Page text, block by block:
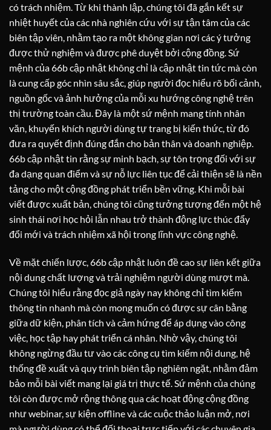
có trách nhiệm. Từ khi thành lập, chúng tôi đã gắn kết sự
nhiệt huyết của các nhà nghiên cứu với sự tận tâm của các
biên tập viên, nhằm tạo ra một không gian nơi các ý tưởng
được thử nghiệm và được phê duyệt bởi cộng đồng. Sứ
mệnh của 66b cập nhật không chỉ là cập nhật tin tức mà còn
là cung cấp góc nhìn sâu sắc, giúp người đọc hiểu rõ bối cảnh,
nguồn gốc và ảnh hưởng của mỗi xu hướng công nghệ trên
thị trường toàn cầu. Đây là một sứ mệnh mang tính nhân
văn, khuyến khích người dùng tự trang bị kiến thức, từ đó
đưa ra quyết định đúng đắn cho bản thân và doanh nghiệp.
66b cập nhật tin rằng sự minh bạch, sự tôn trọng đối với sự
đa dạng quan điểm và sự nỗ lực liên tục để cải thiện sẽ là nền
tảng cho một cộng đồng phát triển bền vững. Khi mỗi bài
viết được xuất bản, chúng tôi cũng tưởng tượng đến một hệ
sinh thái nơi học hỏi lẫn nhau trở thành động lực thúc đẩy
đổi mới và trách nhiệm xã hội trong lĩnh vực công nghệ.
Về mặt chiến lược, 66b cập nhật luôn đề cao sự liên kết giữa
nội dung chất lượng và trải nghiệm người dùng mượt mà.
Chúng tôi hiểu rằng đọc giả ngày nay không chỉ tìm kiếm
thông tin nhanh mà còn mong muốn có được sự cân bằng
giữa dữ kiện, phân tích và cảm hứng để áp dụng vào công
việc, học tập hay phát triển cá nhân. Nhờ vậy, chúng tôi
không ngừng đầu tư vào các công cụ tìm kiếm nội dung, hệ
thống đề xuất và quy trình biên tập nghiêm ngặt, nhằm đảm
bảo mỗi bài viết mang lại giá trị thực tế. Sứ mệnh của chúng
tôi còn được mở rộng thông qua các hoạt động cộng đồng
như webinar, sự kiện offline và các cuộc thảo luận mở, nơi